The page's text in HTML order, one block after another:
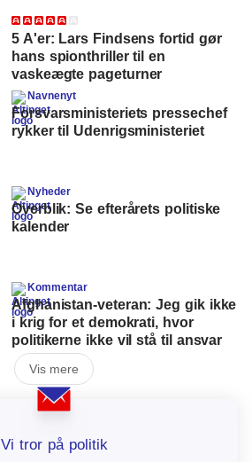
5 A'er: Lars Findsens fortid gør
hans spionthriller til en
vaskeægte pageturner
Navnenyt
Forsvarsministeriets pressechef
rykker til Udenrigsministeriet
Nyheder
Overblik: Se efterårets politiske
kalender
Kommentar
Afghanistan-veteran: Jeg gik ikke
i krig for et demokrati, hvor
politikerne ikke vil stå til ansvar
Vis mere
Vi tror på politik